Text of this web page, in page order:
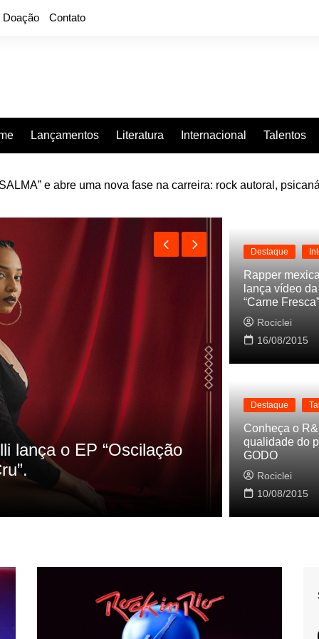
Doação Contato
Lançamentos Literatura Internacional Talentos
e abre uma nova fase na carreira: rock autoral,
“Projeção”, de 2010, nas plataformas digitais
referencias do clipe de
Destaque
Cynthia
Baleiro
Rociclei
Destaque
Rapper
lança vídeo
“Carne Fresca”
Rociclei
16/08/2015
Destaque
Conheça o
qualidade do
GODO
Rociclei
10/08/2015